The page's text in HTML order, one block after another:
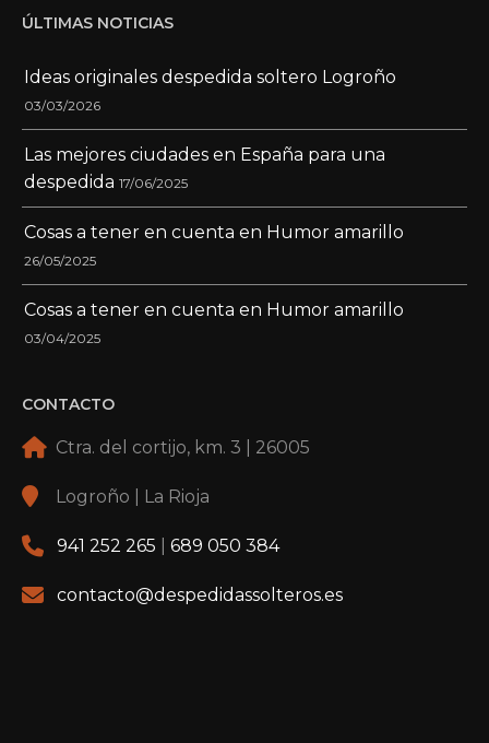
ÚLTIMAS NOTICIAS
Ideas originales despedida soltero Logroño
03/03/2026
Las mejores ciudades en España para una
despedida 17/06/2025
Cosas a tener en cuenta en Humor amarillo
26/05/2025
Cosas a tener en cuenta en Humor amarillo
03/04/2025
CONTACTO
Ctra. del cortijo, km. 3 | 26005
Logroño | La Rioja
941 252 265 689 050 384
contacto@despedidassolteros.es